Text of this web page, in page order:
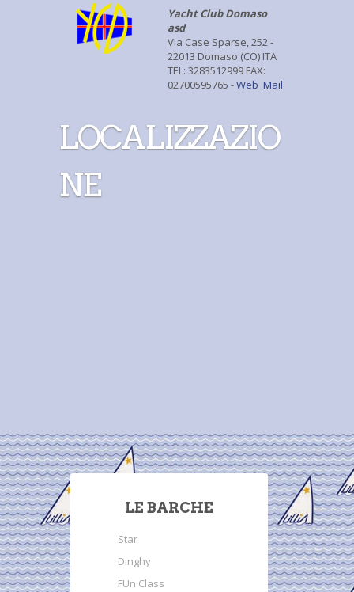
Yacht Club Domaso
asd
Via Case Sparse, 252 -
22013 Domaso (CO) ITA
TEL: 3283512999 FAX:
02700595765 -Web Mail
LOCALIZZAZIO
NE
LE BARCHE
Star
Dinghy
FUn Class